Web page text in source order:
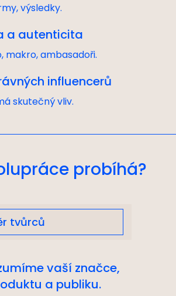
výsledky.
a autenticita
makro, ambasadoři.
influencerů
skutečný vliv.
probíhá?
vaší značce,
a publiku.